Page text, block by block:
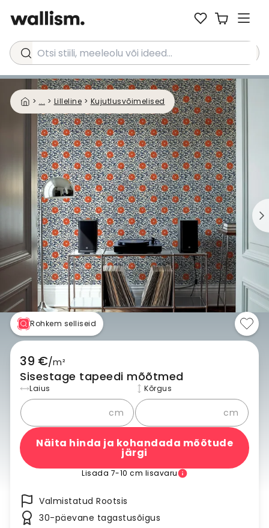
Otsi stiili, meeleolu või ideed...
> ... > Lilleline > Kujutlusvõimelised
Rohkem selliseid
39 €/m²
Sisestage tapeedi mõõtmed
Laius
cm
Kõrgus
cm
Näita hinda ja kohandada mõõtude
järgi
Lisada 7-10 cm lisavaru
Valmistatud Rootsis
30-päevane tagastusõigus